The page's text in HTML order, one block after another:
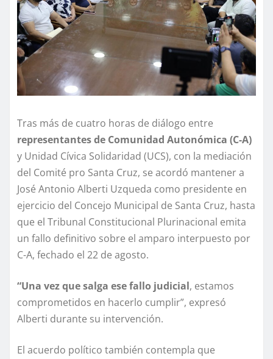
Tras más de cuatro horas de diálogo entre
representantes de Comunidad Autonómica (C-A)
y Unidad Cívica Solidaridad (UCS), con la mediación
del Comité pro Santa Cruz, se acordó mantener a
José Antonio Alberti Uzqueda como presidente en
ejercicio del Concejo Municipal de Santa Cruz, hasta
que el Tribunal Constitucional Plurinacional emita
un fallo definitivo sobre el amparo interpuesto por
C-A, fechado el 22 de agosto.
“Una vez que salga ese fallo judicial, estamos
comprometidos en hacerlo cumplir”, expresó
Alberti durante su intervención.
El acuerdo político también contempla que